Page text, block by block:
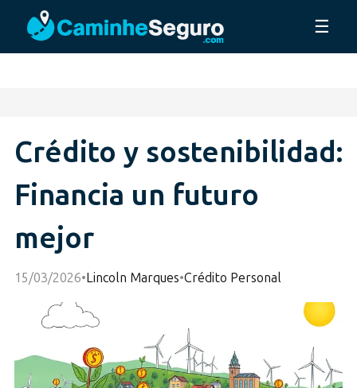
☰
Crédito y sostenibilidad:
Financia un futuro
mejor
15/03/2026•Lincoln Marques•Crédito Personal